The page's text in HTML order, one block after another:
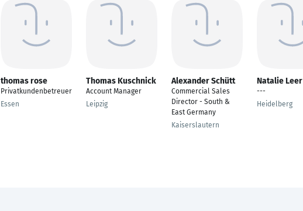
thomas rose
Privatkundenbetreuer
Essen
Thomas Kuschnick
Account Manager
Leipzig
Alexander Schütt
Commercial Sales
Director - South &
East Germany
Kaiserslautern
Natalie Leer
---
Heidelberg